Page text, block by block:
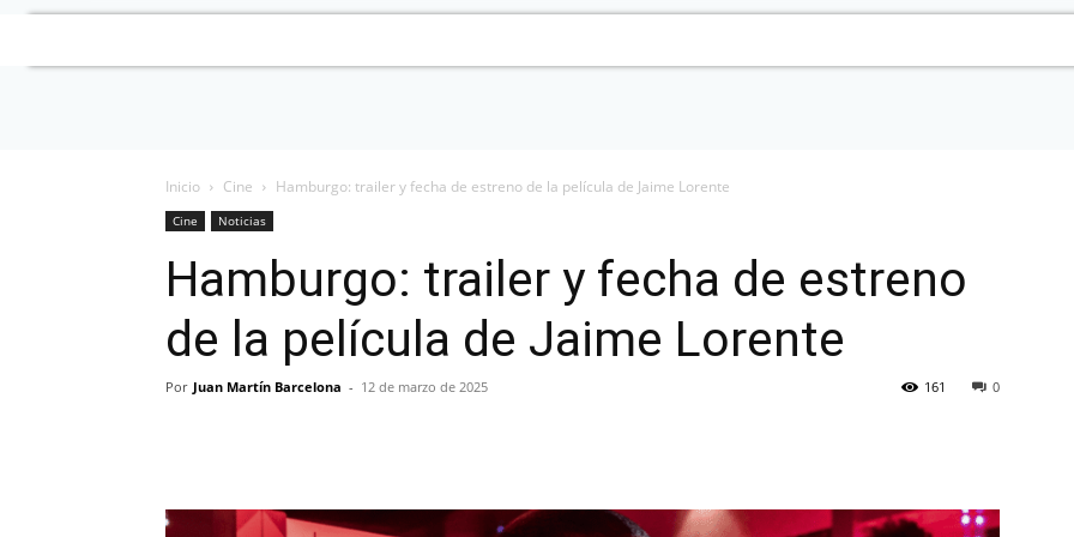
Inicio Cine Hamburgo: trailer y fecha de estreno de la película de Jaime Lorente
Cine Noticias
Hamburgo: trailer y fecha de estreno
de la película de Jaime Lorente
Por Juan Martín Barcelona - 12 de marzo de 2025 0
161